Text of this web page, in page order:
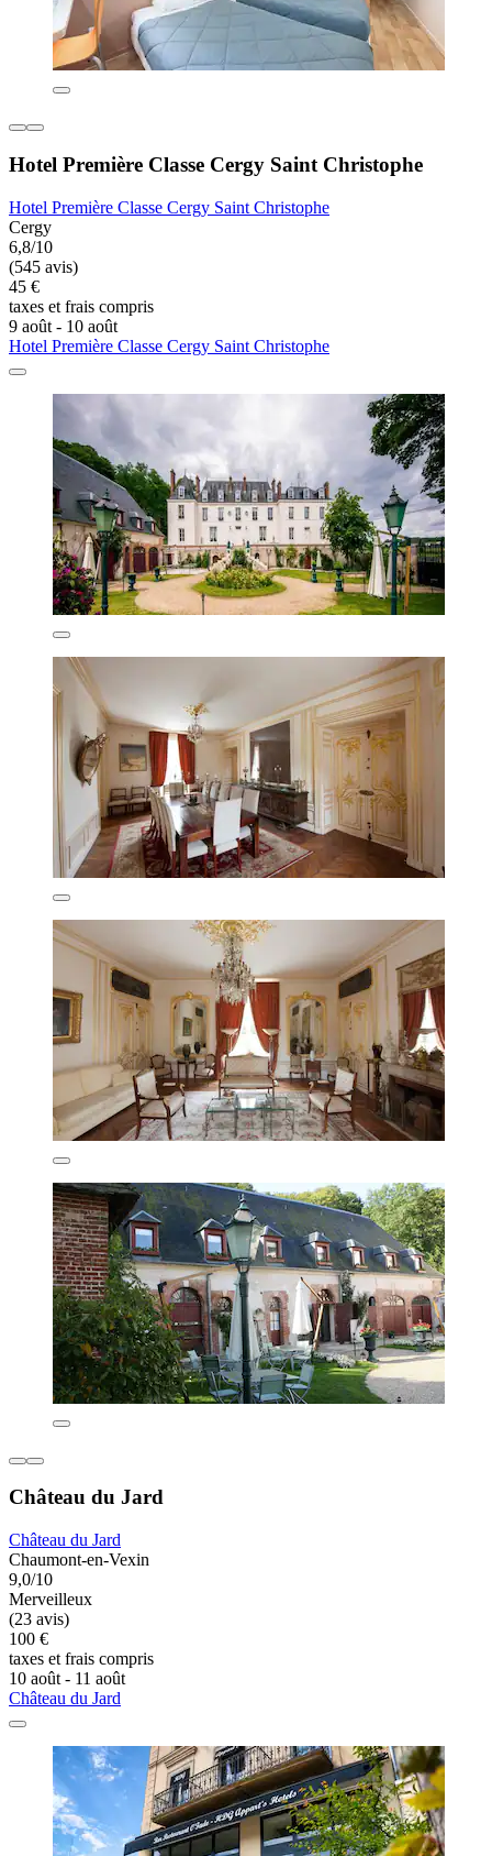
Hotel Première Classe Cergy Saint Christophe
Hotel Première Classe Cergy Saint Christophe
Cergy
6,8/10
(545 avis)
45 €
taxes et frais compris
9 août - 10 août
Hotel Première Classe Cergy Saint Christophe
Château du Jard
Château du Jard
Chaumont-en-Vexin
9,0/10
Merveilleux
(23 avis)
100 €
taxes et frais compris
10 août - 11 août
Château du Jard